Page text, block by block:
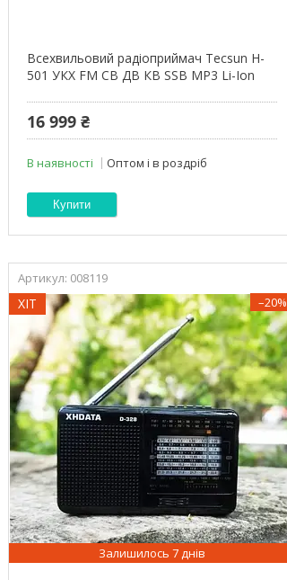
Всехвильовий радіоприймач Tecsun H-
501 УКХ FM СВ ДВ КВ SSB MP3 Li-Ion
16 999 ₴
В наявності Оптом і в роздріб
Купити
008119
ХІТ –20%
Залишилось 7 днів